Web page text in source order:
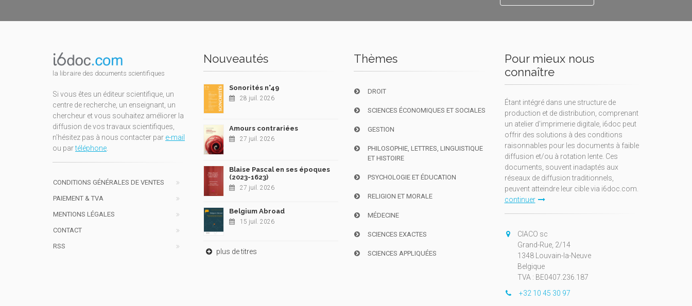
la libraire des documents scientifiques
Si vous êtes un éditeur scientifique, un
centre de recherche, un enseignant, un
chercheur et vous souhaitez améliorer la
diffusion de vos travaux scientifiques,
n'hésitez pas à nous contacter par e-mail
ou partéléphone.
CONDITIONS GÉNÉRALES DE VENTES
PAIEMENT & TVA
MENTIONS LÉGALES
CONTACT
RSS
Nouveautés
Sonorités n°49
28 juil. 2026
Amours contrariées
27 juil. 2026
Blaise Pascal en ses époques
(2023-1623)
27 juil. 2026
Belgium Abroad
15 juil. 2026
plus de titres
Thèmes
DROIT
SCIENCES ÉCONOMIQUES ET SOCIALES
GESTION
PHILOSOPHIE, LETTRES, LINGUISTIQUE
ET HISTOIRE
PSYCHOLOGIE ET ÉDUCATION
RELIGION ET MORALE
MÉDECINE
SCIENCES EXACTES
SCIENCES APPLIQUÉES
Pour mieux nous
connaître
Étant intégré dans une structure de
production et de distribution, comprenant
un atelier d'imprimerie digitale, i6doc peut
offrir des solutions à des conditions
raisonnables pour les documents à faible
diffusion et/ou à rotation lente. Ces
documents, souvent inadaptés aux
réseaux de diffusion traditionnels,
peuvent atteindre leur cible via i6doc.com.
continuer
CIACO sc
Grand-Rue, 2/14
1348 Louvain-la-Neuve
Belgique
TVA : BE0407.236.187
+32 10 45 30 97